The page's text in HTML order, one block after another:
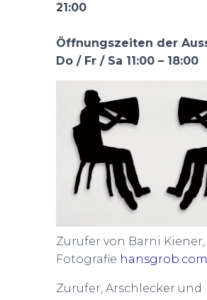
21:00
Öffnungszeiten der
Do / Fr / Sa 11:00 – 18:00
Zurufer von Barni Kiener,
Fotografie hansgrob.com
Zurufer, Arschlecker und